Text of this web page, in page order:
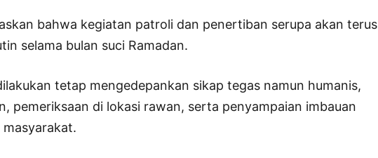
bahwa kegiatan patroli dan penertiban serupa akan terus
selama bulan suci Ramadan.
tetap mengedepankan sikap tegas namun humanis,
pemeriksaan di lokasi rawan, serta penyampaian imbauan